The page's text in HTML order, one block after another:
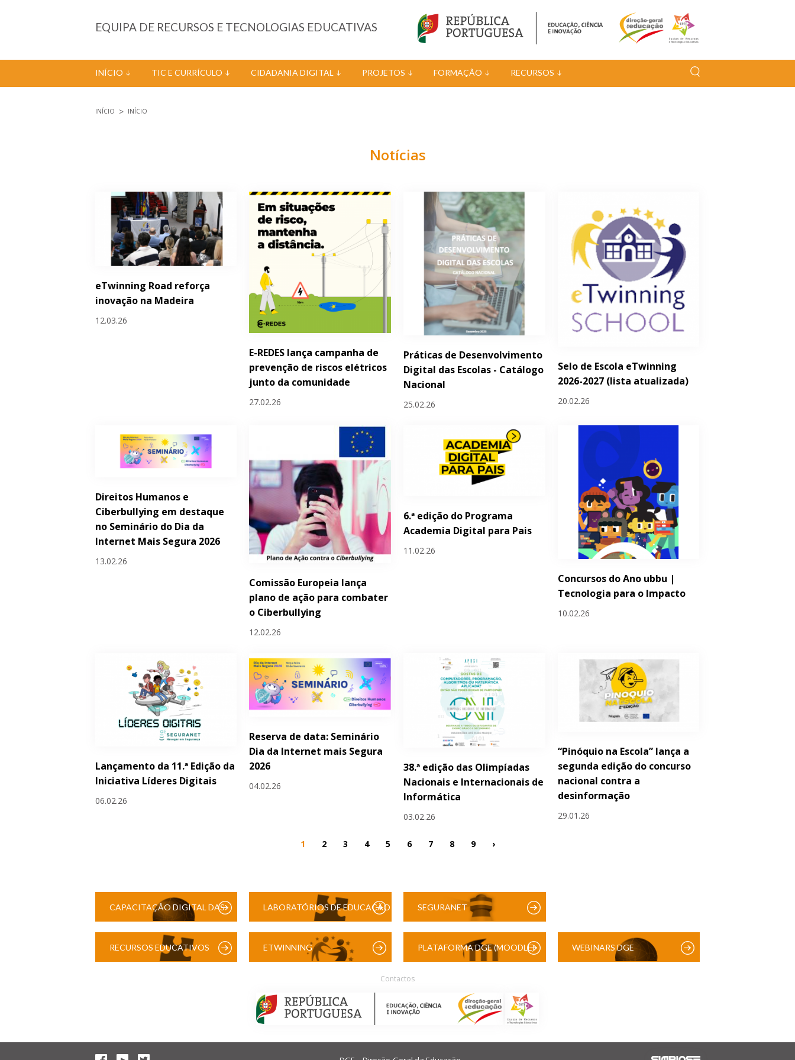
EQUIPA DE RECURSOS E TECNOLOGIAS EDUCATIVAS
INÍCIO TIC E CURRÍCULO CIDADANIA DIGITAL PROJETOS FORMAÇÃO RECURSOS
INÍCIO INÍCIO
Notícias
eTwinning Road reforça
inovação na Madeira
12.03.26
E-REDES lança campanha de
prevenção de riscos elétricos
junto da comunidade
27.02.26
Práticas de Desenvolvimento
Digital das Escolas - Catálogo
Nacional
25.02.26
Selo de Escola eTwinning
2026-2027 (lista atualizada)
20.02.26
Direitos Humanos e
Ciberbullying em destaque
no Seminário do Dia da
Internet Mais Segura 2026
13.02.26
Comissão Europeia lança
plano de ação para combater
o Ciberbullying
12.02.26
6.ª edição do Programa
Academia Digital para Pais
11.02.26
Concursos do Ano ubbu |
Tecnologia para o Impacto
10.02.26
Lançamento da 11.ª Edição da
Iniciativa Líderes Digitais
06.02.26
Reserva de data: Seminário
Dia da Internet mais Segura
2026
04.02.26
38.ª edição das Olimpíadas
Nacionais e Internacionais de
Informática
03.02.26
“Pinóquio na Escola” lança a
segunda edição do concurso
nacional contra a
desinformação
29.01.26
Páginas
1 2 3 4 5 6 7 8 9 ›
CAPACITAÇÃO DIGITAL DAS LABORATÓRIOS DE EDUCAÇÃO SEGURANET
RECURSOS EDUCATIVOS ETWINNING PLATAFORMA DGE (MOODLE) WEBINARS DGE
Contactos